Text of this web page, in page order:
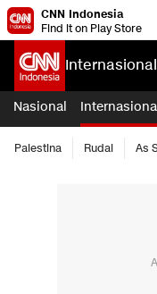
CNN Indonesia
Find it on Play Store
Internasional
Nasional
Palestina Rudal As